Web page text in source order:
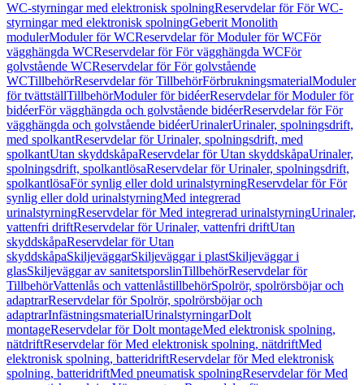
WC-styrningar med elektronisk spolningReservdelar för För WC-
styrningar med elektronisk spolningGeberit Monolith
modulerModuler för WCReservdelar för Moduler för WCFör
vägghängda WCReservdelar för För vägghängda WCFör
golvstående WCReservdelar för För golvstående
WCTillbehörReservdelar för TillbehörFörbrukningsmaterialModuler
för tvättställTillbehörModuler för bidéerReservdelar för Moduler för
bidéerFör vägghängda och golvstående bidéerReservdelar för För
vägghängda och golvstående bidéerUrinalerUrinaler, spolningsdrift,
med spolkantReservdelar för Urinaler, spolningsdrift, med
spolkantUtan skyddskåpaReservdelar för Utan skyddskåpaUrinaler,
spolningsdrift, spolkantlösaReservdelar för Urinaler, spolningsdrift,
spolkantlösaFör synlig eller dold urinalstyrningReservdelar för För
synlig eller dold urinalstyrningMed integrerad
urinalstyrningReservdelar för Med integrerad urinalstyrningUrinaler,
vattenfri driftReservdelar för Urinaler, vattenfri driftUtan
skyddskåpaReservdelar för Utan
skyddskåpaSkiljeväggarSkiljeväggar i plastSkiljeväggar i
glasSkiljeväggar av sanitetsporslinTillbehörReservdelar för
TillbehörVattenlås och vattenlåstillbehörSpolrör, spolrörsböjar och
adaptrarReservdelar för Spolrör, spolrörsböjar och
adaptrarInfästningsmaterialUrinalstyrningarDolt
montageReservdelar för Dolt montageMed elektronisk spolning,
nätdriftReservdelar för Med elektronisk spolning, nätdriftMed
elektronisk spolning, batteridriftReservdelar för Med elektronisk
spolning, batteridriftMed pneumatisk spolningReservdelar för Med